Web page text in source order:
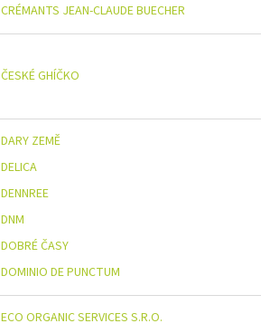
CRÉMANTS JEAN-CLAUDE BUECHER
ČESKÉ GHÍČKO
DARY ZEMĚ
DELICA
DENNREE
DNM
DOBRÉ ČASY
DOMINIO DE PUNCTUM
ECO ORGANIC SERVICES S.R.O.